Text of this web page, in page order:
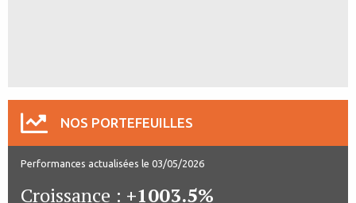
NOS PORTEFEUILLES
Performances actualisées le 03/05/2026
Croissance : +1003.5%